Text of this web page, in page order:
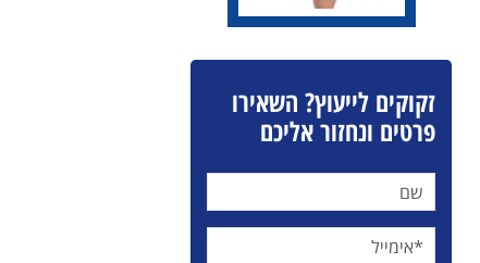
זקוקים לייעוץ? השאירו
פרטים ונחזור אליכם